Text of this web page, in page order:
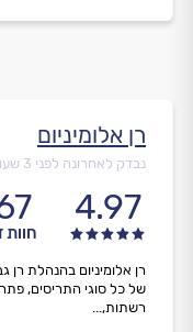
רן אלומיניום
נבדק לאחרונה לפני 3 שעות
4.97
רן אלומיניום בהנהלת רן
של כל סוגי התריסים,
רשתות,...